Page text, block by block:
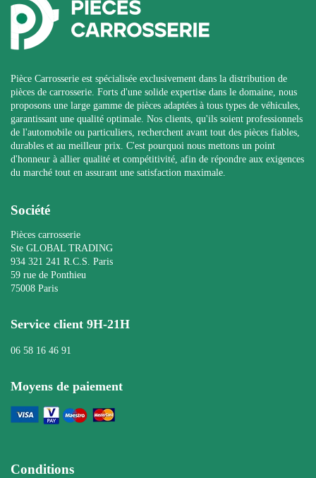
Pièce Carrosserie est spécialisée exclusivement dans la distribution de
pièces de carrosserie. Forts d'une solide expertise dans le domaine, nous
proposons une large gamme de pièces adaptées à tous types de véhicules,
garantissant une qualité optimale. Nos clients, qu'ils soient professionnels
de l'automobile ou particuliers, recherchent avant tout des pièces fiables,
durables et au meilleur prix. C'est pourquoi nous mettons un point
d'honneur à allier qualité et compétitivité, afin de répondre aux exigences
du marché tout en assurant une satisfaction maximale.
Société
Pièces carrosserie
Ste GLOBAL TRADING
934 321 241 R.C.S. Paris
59 rue de Ponthieu
75008 Paris
Service client 9H-21H
06 58 16 46 91
Moyens de paiement
Conditions